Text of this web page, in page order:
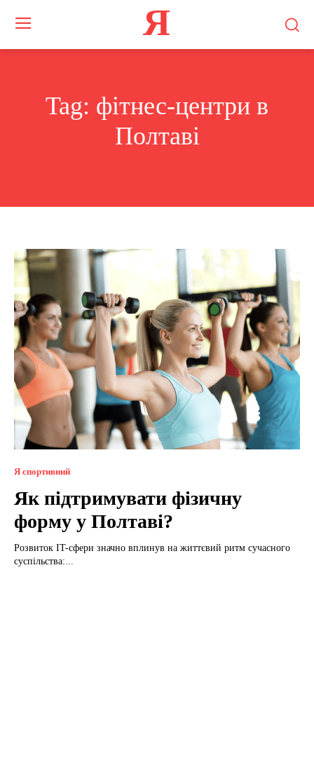
Я
Tag: фітнес-центри в
Полтаві
Я спортивний
Як підтримувати фізичну
форму у Полтаві?
Розвиток IT-сфери значно вплинув на життєвий ритм сучасного
суспільства:...